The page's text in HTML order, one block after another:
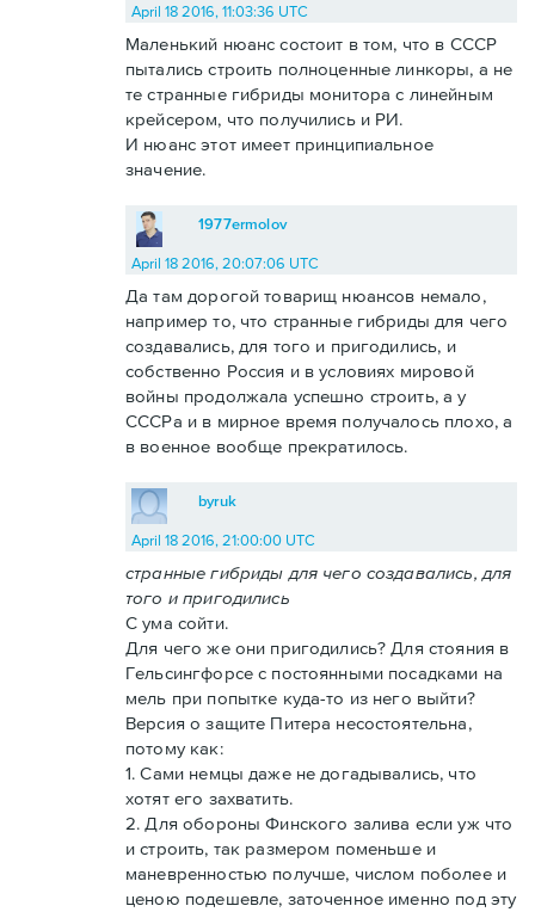
April 18 2016, 11:03:36 UTC
Маленький нюанс состоит в том, что в СССР
пытались строить полноценные линкоры, а не
те странные гибриды монитора с линейным
крейсером, что получились и РИ.
И нюанс этот имеет принципиальное
значение.
1977ermolov
April 18 2016, 20:07:06 UTC
Да там дорогой товарищ нюансов немало,
например то, что странные гибриды для чего
создавались, для того и пригодились, и
собственно Россия и в условиях мировой
войны продолжала успешно строить, а у
СССРа и в мирное время получалось плохо, а
в военное вообще прекратилось.
byruk
April 18 2016, 21:00:00 UTC
странные гибриды для чего создавались, для
того и пригодились
С ума сойти.
Для чего же они пригодились? Для стояния в
Гельсингфорсе с постоянными посадками на
мель при попытке куда-то из него выйти?
Версия о защите Питера несостоятельна,
потому как:
1. Сами немцы даже не догадывались, что
хотят его захватить.
2. Для обороны Финского залива если уж что
и строить, так размером поменьше и
маневренностью получше, числом поболее и
ценою подешевле, заточенное именно под эту